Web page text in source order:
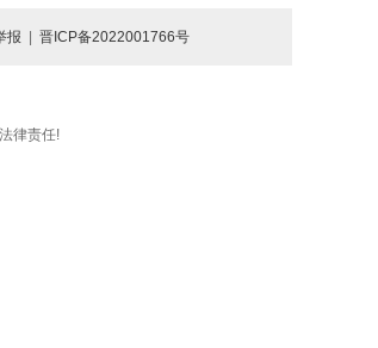
报 晋ICP备2022001766号
律责任!